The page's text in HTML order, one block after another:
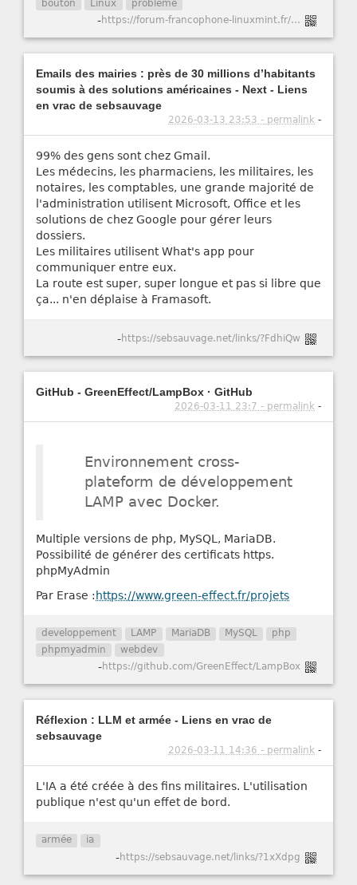
bouton Linux problème
- https://forum-francophone-linuxmint.fr/viewtopic.php?t=21751
Emails des mairies : près de 30 millions d’habitants
soumis à des solutions américaines - Next - Liens
en vrac de sebsauvage
2026-03-13 23:53 - permalink -
99% des gens sont chez Gmail.
Les médecins, les pharmaciens, les militaires, les
notaires, les comptables, une grande majorité de
l'administration utilisent Microsoft, Office et les
solutions de chez Google pour gérer leurs
dossiers.
Les militaires utilisent What's app pour
communiquer entre eux.
La route est super, super longue et pas si libre que
ça... n'en déplaise à Framasoft.
-https://sebsauvage.net/links/?FdhiQw
GitHub - GreenEffect/LampBox · GitHub
2026-03-11 23:7 - permalink -
Environnement cross-
plateform de développement
LAMP avec Docker.
Multiple versions de php, MySQL, MariaDB.
Possibilité de générer des certificats https.
phpMyAdmin
Par Erase : https://www.green-effect.fr/projets
developpement LAMP MariaDB MySQL
php
phpmyadmin
webdev
-https://github.com/GreenEffect/LampBox
Réflexion : LLM et armée - Liens en vrac de
sebsauvage
2026-03-11 14:36 - permalink -
L'IA a été créée à des fins militaires. L'utilisation
publique n'est qu'un effet de bord.
armée ia
-https://sebsauvage.net/links/?1xXdpg